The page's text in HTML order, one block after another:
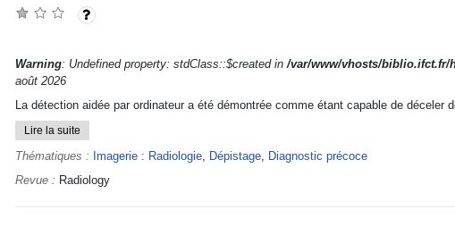
Warning: Undefined property: stdClass::$created in /var/www/vhosts/biblio.ifct.fr/
août 2026
La détection aidée par ordinateur a été démontrée comme étant capable de déceler
Lire la suite
Thématiques : Imagerie : Radiologie, Dépistage, Diagnostic précoce
Revue : Radiology